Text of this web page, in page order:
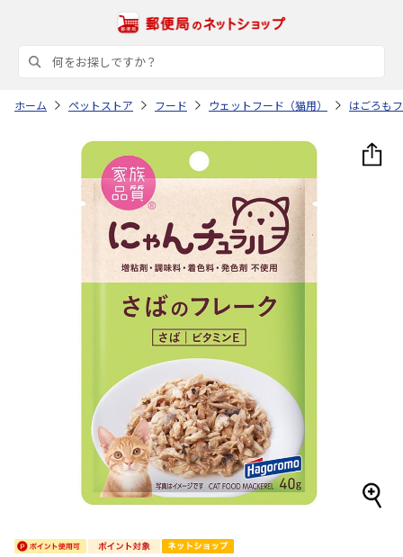
ホーム ペットストア フード ウェットフード（猫用） はごろも